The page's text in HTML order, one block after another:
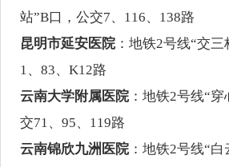
站”B口，公交7、116、138路
昆明市延安医院：地铁2号线“交三
1、83、K12路
云南大学附属医院：地铁2号线“穿
交71、95、119路
云南锦欣九洲医院：地铁2号线“白